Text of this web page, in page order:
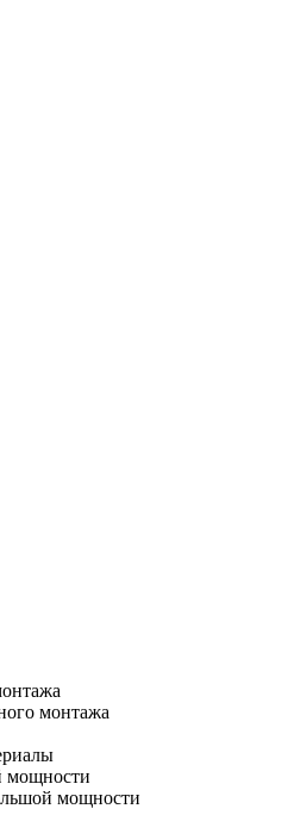
монтажа
мощности
мощности